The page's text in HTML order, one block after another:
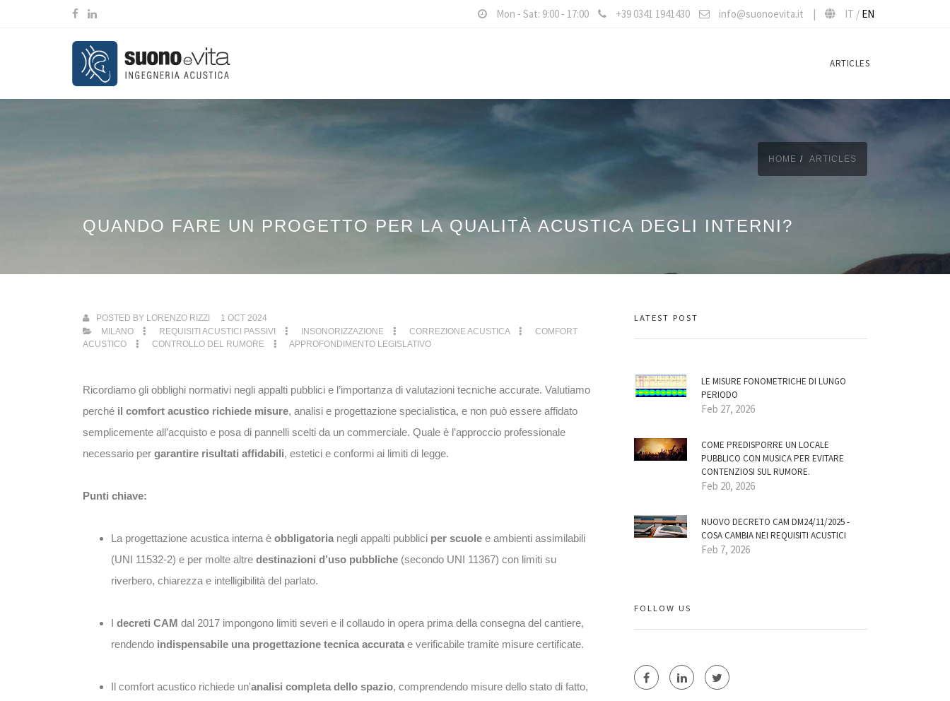
Mon - Sat: 9:00 - 17:00 +39 0341 1941430 info@suonoevita.it | IT / EN
ARTICLES
QUANDO FARE UN PROGETTO PER LA QUALITÀ ACUSTICA DEGLI INTERNI?
HOME ARTICLES
POSTED BY LORENZO RIZZI 1 OCT 2024
MILANO
REQUISITI ACUSTICI PASSIVI INSONORIZZAZIONE CORREZIONE ACUSTICA
COMFORT
ACUSTICO
CONTROLLO DEL RUMORE APPROFONDIMENTO LEGISLATIVO
Ricordiamo gli obblighi normativi negli appalti pubblici e l’importanza di valutazioni tecniche accurate. Valutiamo
perché il comfort acustico richiede misure, analisi e progettazione specialistica, e non può essere affidato
semplicemente all’acquisto e posa di pannelli scelti da un commerciale. Quale è l’approccio professionale
necessario per garantire risultati affidabili, estetici e conformi ai limiti di legge.
Punti chiave:
La progettazione acustica interna è obbligatoria negli appalti pubblici per scuole e ambienti assimilabili
(UNI 11532-2) e per molte altre destinazioni d’uso pubbliche (secondo UNI 11367) con limiti su
riverbero, chiarezza e intelligibilità del parlato.
I decreti CAM dal 2017 impongono limiti severi e il collaudo in opera prima della consegna del cantiere,
rendendo indispensabile una progettazione tecnica accurata e verificabile tramite misure certificate.
Il comfort acustico richiede un'analisi completa dello spazio, comprendendo misure dello stato di fatto,
LATEST POST
LE MISURE FONOMETRICHE DI LUNGO
PERIODO
Feb 27, 2026
COME PREDISPORRE UN LOCALE
PUBBLICO CON MUSICA PER EVITARE
CONTENZIOSI SUL RUMORE.
Feb 20, 2026
NUOVO DECRETO CAM DM24/11/2025 -
COSA CAMBIA NEI REQUISITI ACUSTICI
Feb 7, 2026
FOLLOW US